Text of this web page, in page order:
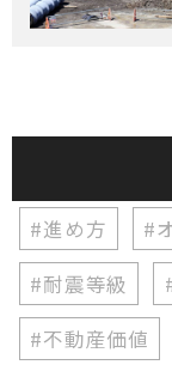
#進め方 #
#耐震等級
#不動産価値